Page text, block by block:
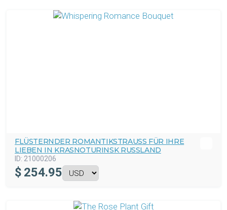
FLÜSTERNDER ROMANTIKSTRAUSS FÜR IHRE L
IEBEN IN KRASNOTURINSK RUSSLAND
ID: 21000206
$ 254.95